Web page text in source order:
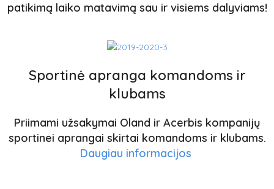
patikimą laiko matavimą sau ir visiems dalyviams!
Sportinė apranga komandoms ir
klubams
Priimami užsakymai Oland ir Acerbis kompanijų
sportinei aprangai skirtai komandoms ir klubams.
Daugiau informacijos